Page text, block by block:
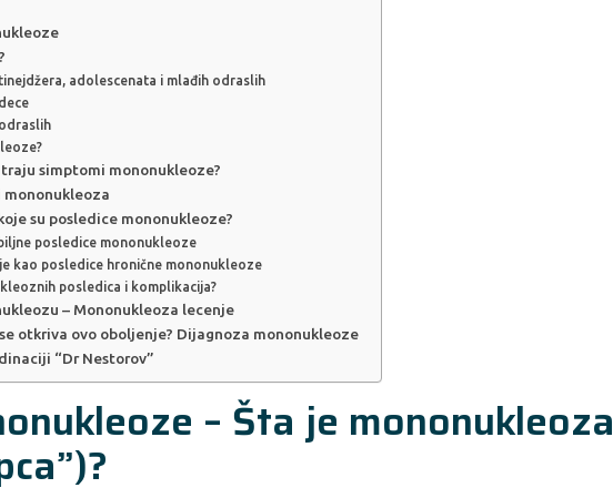
adolescenata i mlađih odraslih
simptomi mononukleoze?
mononukleoza
su posledice mononukleoze?
posledice mononukleoze
kao posledice hronične mononukleoze
posledica i komplikacija?
– Mononukleoza lecenje
otkriva ovo oboljenje? Dijagnoza mononukleoze
“Dr Nestorov”
– Šta je mononukleoza